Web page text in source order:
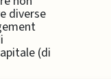
diverse
(di